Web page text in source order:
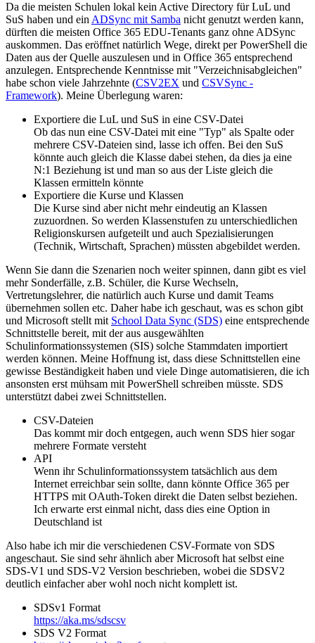
Da die meisten Schulen lokal kein Active Directory für LuL und
SuS haben und einADSync mit Samba nicht genutzt werden kann,
dürften die meisten Office 365 EDU-Tenants ganz ohne ADSync
auskommen. Das eröffnet natürlich Wege, direkt per PowerShell die
Daten aus der Quelle auszulesen und in Office 365 entsprechend
anzulegen. Entsprechende Kenntnisse mit "Verzeichnisabgleichen"
habe schon viele Jahrzehnte (CSV2EX und CSVSync -
Framework). Meine Überlegung waren:
Exportiere die LuL und SuS in eine CSV-Datei
Ob das nun eine CSV-Datei mit eine "Typ" als Spalte oder
mehrere CSV-Dateien sind, lasse ich offen. Bei den SuS
könnte auch gleich die Klasse dabei stehen, da dies ja eine
N:1 Beziehung ist und man so aus der Liste gleich die
Klassen ermitteln könnte
Exportiere die Kurse und Klassen
Die Kurse sind aber nicht mehr eindeutig an Klassen
zuzuordnen. So werden Klassenstufen zu unterschiedlichen
Religionskursen aufgeteilt und auch Spezialisierungen
(Technik, Wirtschaft, Sprachen) müssten abgebildet werden.
Wenn Sie dann die Szenarien noch weiter spinnen, dann gibt es viel
mehr Sonderfälle, z.B. Schüler, die Kurse Wechseln,
Vertretungslehrer, die natürlich auch Kurse und damit Teams
übernehmen sollen etc. Daher habe ich geschaut, was es schon gibt
und Microsoft stellt mit School Data Sync (SDS) eine entsprechende
Schnittstelle bereit, mit der aus ausgewählten
Schulinformationssystemen (SIS) solche Stammdaten importiert
werden können. Meine Hoffnung ist, dass diese Schnittstellen eine
gewisse Beständigkeit haben und viele Dinge automatisieren, die ich
ansonsten erst mühsam mit PowerShell schreiben müsste. SDS
unterstützt dabei zwei Schnittstellen.
CSV-Dateien
Das kommt mir doch entgegen, auch wenn SDS hier sogar
mehrere Formate versteht
API
Wenn ihr Schulinformationssystem tatsächlich aus dem
Internet erreichbar sein sollte, dann könnte Office 365 per
HTTPS mit OAuth-Token direkt die Daten selbst beziehen.
Ich erwarte erst einmal nicht, dass dies eine Option in
Deutschland ist
Also habe ich mir die verschiedenen CSV-Formate von SDS
angeschaut. Sie sind sehr ähnlich aber Microsoft hat selbst eine
SDS-V1 und SDS-V2 Version beschrieben, wobei die SDSV2
deutlich einfacher aber wohl noch nicht komplett ist.
SDSv1 Format
https://aka.ms/sdscsv
SDS V2 Format